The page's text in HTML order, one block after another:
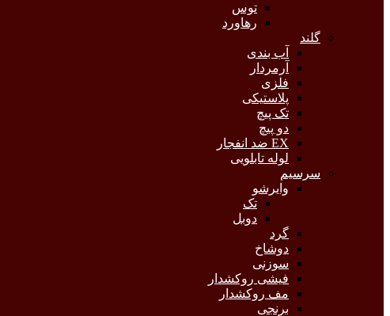
توس
رهاورد
گلند
آب بندی
آرمردار
فلزی
پلاستیکی
تک پیچ
دو پیچ
EX ضد انفجار
لوله تابلویی
سرسیم
وایرشو
تک
دوبل
گرد
دوشاخ
سوزنی
فیشی روکشدار
مف روکشدار
برنجی